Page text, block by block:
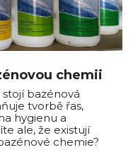
chemii
bazénová
tvorbě řas,
hygienu a
ale, že existují
chemie?